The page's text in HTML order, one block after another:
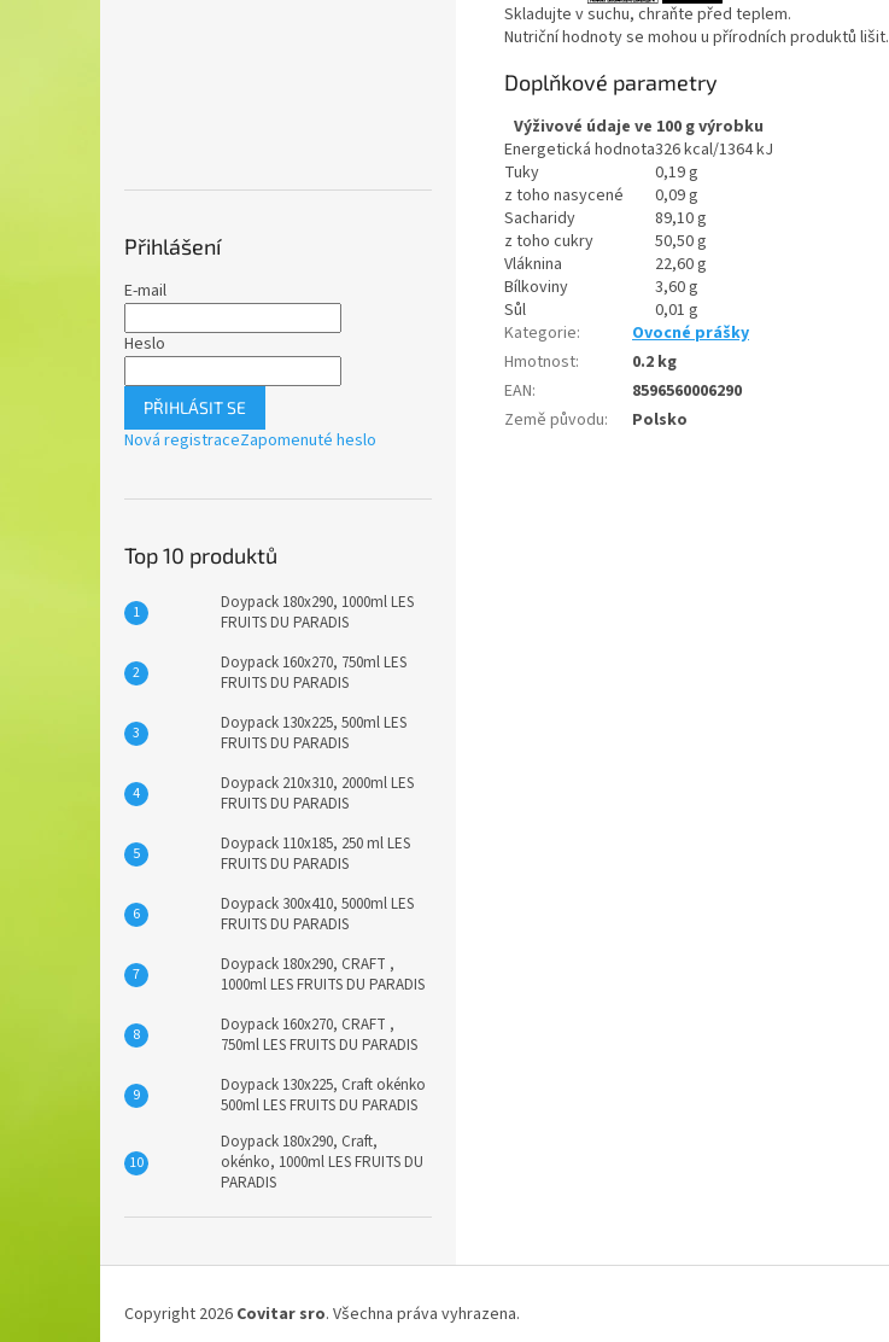
Přihlášení
E-mail
Heslo
PŘIHLÁSIT SE
Nová registraceZapomenuté heslo
Top 10 produktů
Doypack 180x290, 1000ml LES
FRUITS DU PARADIS
Doypack 160x270, 750ml LES
FRUITS DU PARADIS
Doypack 130x225, 500ml LES
FRUITS DU PARADIS
Doypack 210x310, 2000ml LES
FRUITS DU PARADIS
Doypack 110x185, 250 ml LES
FRUITS DU PARADIS
Doypack 300x410, 5000ml LES
FRUITS DU PARADIS
Doypack 180x290, CRAFT ,
1000ml LES FRUITS DU PARADIS
Doypack 160x270, CRAFT ,
750ml LES FRUITS DU PARADIS
Doypack 130x225, Craft okénko
500ml LES FRUITS DU PARADIS
Doypack 180x290, Craft,
okénko, 1000ml LES FRUITS DU
PARADIS
Skladujte v suchu, chraňte před teplem.
Nutriční hodnoty se mohou u přírodních produktů lišit.
Doplňkové parametry
Výživové údaje ve 100 g výrobku
Energetická hodnota326 kcal/1364 kJ
Tuky
0,19 g
z toho nasycené
0,09 g
Sacharidy
89,10 g
z toho cukry
50,50 g
Vláknina
22,60 g
Bílkoviny
3,60 g
Sůl
0,01 g
Kategorie:
Ovocné prášky
Hmotnost:
0.2 kg
EAN:
8596560006290
Země původu: Polsko
Copyright 2026 Covitar sro. Všechna práva vyhrazena.